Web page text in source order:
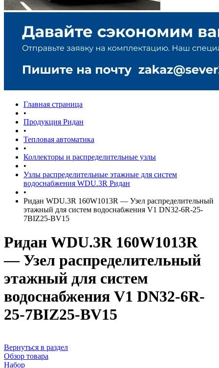
Главная страница
•
Продукция Ридан
•
Тепловая автоматика
•
Коллекторы и распределительные узлы
•
Узлы распределительные этажные для систем
водоснабжения WDU.3R Ридан
•
Ридан WDU.3R 160W1013R — Узел распределительный
этажный для систем водоснабжения V1 DN32-6R-25-
7BIZ25-BV15
Ридан WDU.3R 160W1013R
— Узел распределительный
этажный для систем
водоснабжения V1 DN32-6R-
25-7BIZ25-BV15
Вернуться в раздел
Обзор товара
Набор